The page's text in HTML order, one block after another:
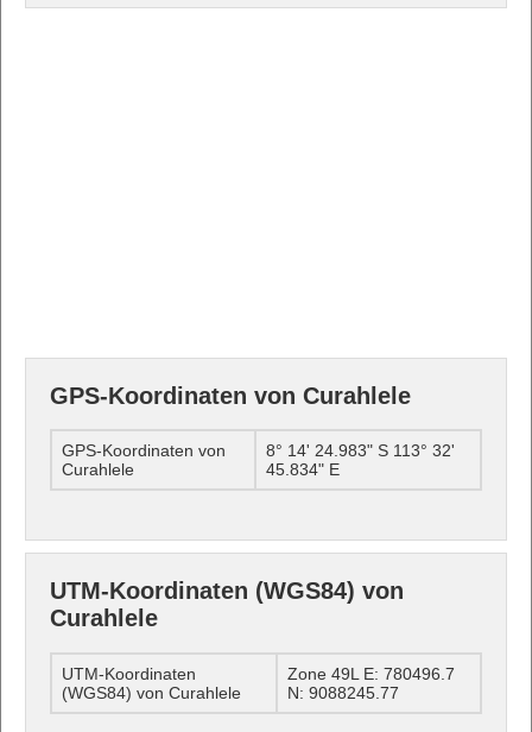
GPS-Koordinaten von Curahlele
GPS-Koordinaten von
Curahlele
8° 14' 24.983" S 113° 32'
45.834" E
UTM-Koordinaten (WGS84) von
Curahlele
UTM-Koordinaten
(WGS84) von Curahlele
Zone 49L E: 780496.7
N: 9088245.77